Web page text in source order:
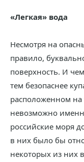
«Легкая» вода
Несмотря на
правило,
поверхность. И
тем безопаснее
расположенном на
невозможно
российские моря
в них было бы
некоторых из них